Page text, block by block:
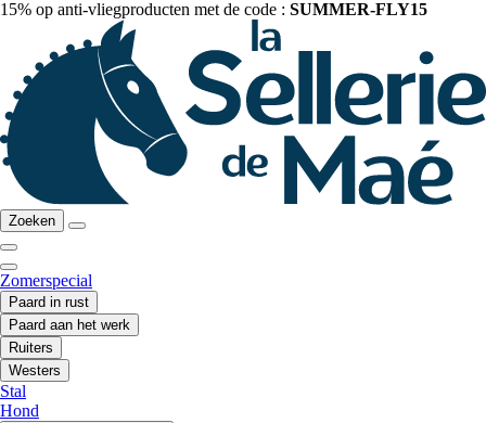
15% op anti-vliegproducten met de code : SUMMER-FLY15
Zoeken
Zomerspecial
Paard in rust
Paard aan het werk
Ruiters
Westers
Stal
Hond